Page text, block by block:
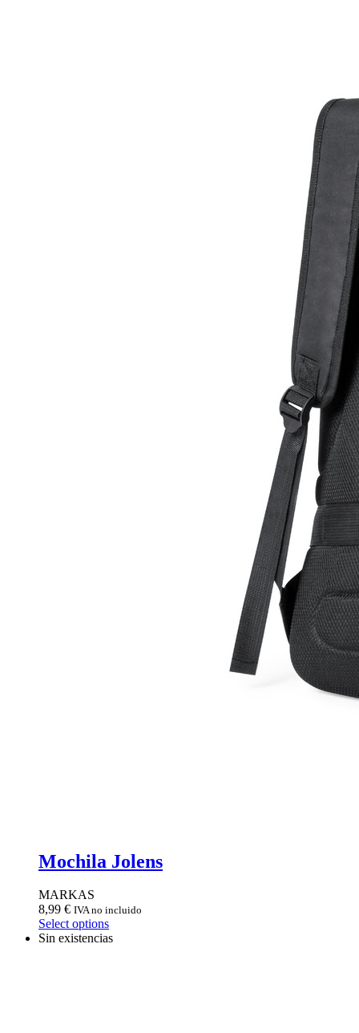
Mochila Jolens
MARKAS
8,99 € IVA no incluido
Select options
Sin existencias